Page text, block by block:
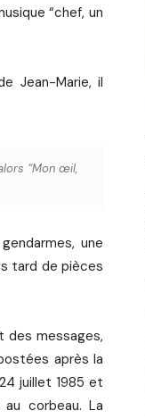
“chef, un
Jean-Marie, il
“Mon œil,
une
tard de pièces
messages,
après la
juillet 1985 et
corbeau. La